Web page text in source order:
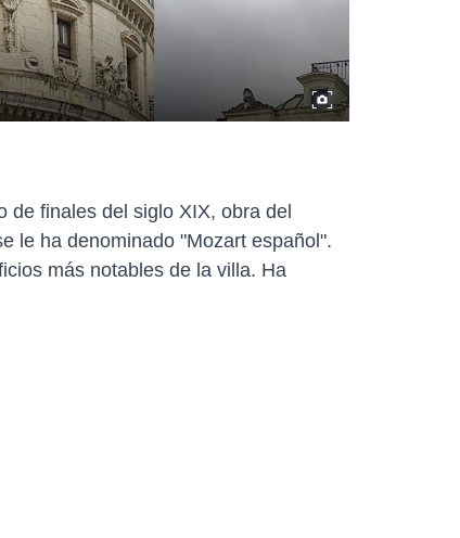
de finales del siglo XIX, obra del
le ha denominado "Mozart español".
más notables de la villa. Ha